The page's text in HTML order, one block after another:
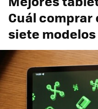
Cuál comprar
siete